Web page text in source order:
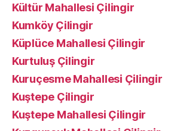
Kültür Mahallesi Çilingir
Kumköy Çilingir
Küplüce Mahallesi Çilingir
Kurtuluş Çilingir
Kuruçesme Mahallesi Çilingir
Kuştepe Çilingir
Kuştepe Mahallesi Çilingir